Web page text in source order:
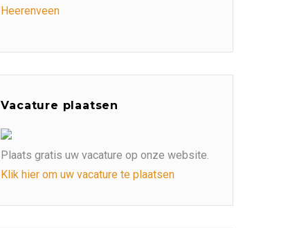
Heerenveen
Vacature plaatsen
Plaats gratis uw vacature op onze website.
Klik hier om uw vacature te plaatsen